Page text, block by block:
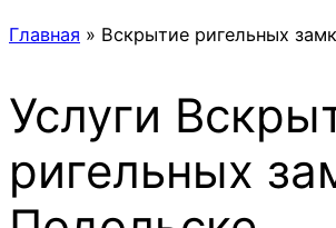
Главная » Вскрытие ригельных
Услуги
ригельных